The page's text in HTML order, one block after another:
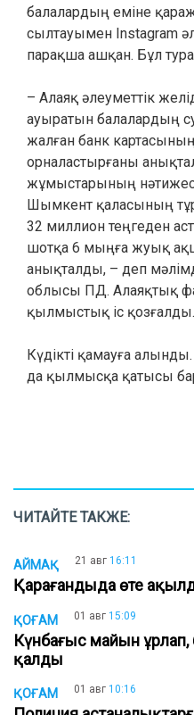
балалардың еміне
сылтауымен Instagram
парақша ашқан. Бұл
– Алаяқ әлеуметтік
ауыратын балалардың
жалған банк
орналастырғаны
жұмыстарының
Шымкент қаласының
32 миллион теңгеден
шотқа 6 мыңға жуық
анықталды, – деп
облысы ПД. Алаяқтық
қылмыстық іс қозғалды.
Күдікті қамауға
да қылмысқа қатысы
ЧИТАЙТЕ ТАКЖЕ:
АЙМАҚ 21 авг 16:11
Қарағандыда өте
ҚОҒАМ 01 авг 15:09
Күнбағыс майын ұрлап,
қалды
ҚОҒАМ 01 авг 10:16